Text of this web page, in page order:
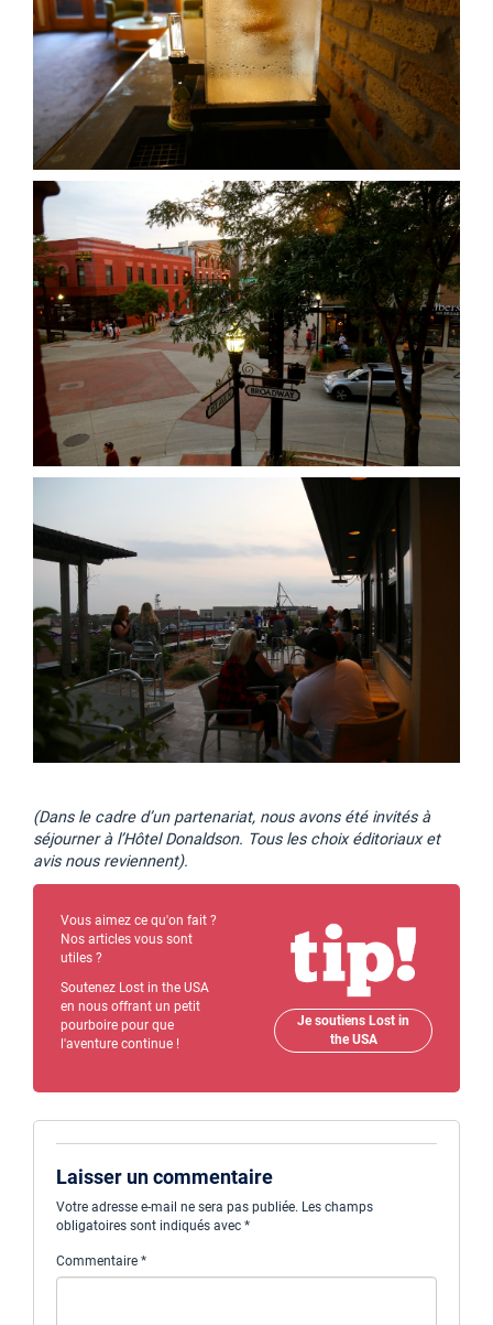
(Dans le cadre d’un partenariat, nous avons été invités à
séjourner à l’Hôtel Donaldson. Tous les choix éditoriaux et
avis nous reviennent).
Vous aimez ce qu'on fait ?
Nos articles vous sont
utiles ?
Soutenez Lost in the USA
en nous offrant un petit
pourboire pour que
l'aventure continue !
Je soutiens Lost in
the USA
Laisser un commentaire
Votre adresse e-mail ne sera pas publiée. Les champs
obligatoires sont indiqués avec *
Commentaire *